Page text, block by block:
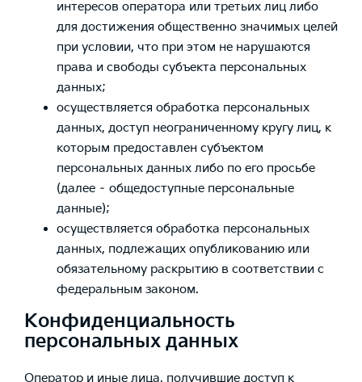
интересов оператора или третьих лиц либо
для достижения общественно значимых целей
при условии, что при этом не нарушаются
права и свободы субъекта персональных
данных;
осуществляется обработка персональных
данных, доступ неограниченному кругу лиц, к
которым предоставлен субъектом
персональных данных либо по его просьбе
(далее – общедоступные персональные
данные);
осуществляется обработка персональных
данных, подлежащих опубликованию или
обязательному раскрытию в соответствии с
федеральным законом.
Конфиденциальность
персональных данных
Оператор и иные лица, получившие доступ к